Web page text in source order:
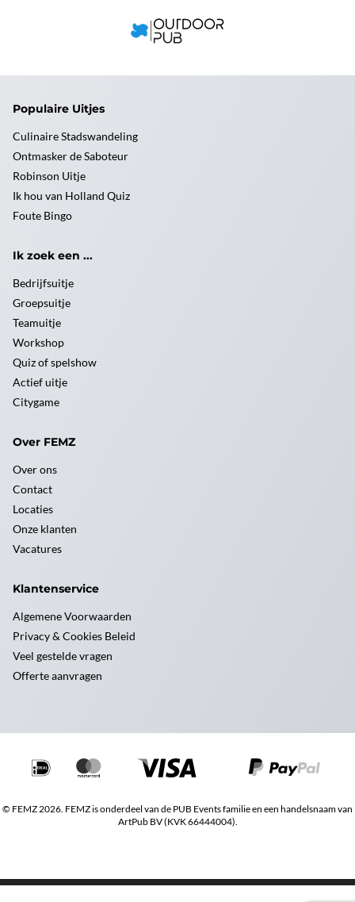
Populaire Uitjes
Culinaire Stadswandeling
Ontmasker de Saboteur
Robinson Uitje
Ik hou van Holland Quiz
Foute Bingo
Ik zoek een ...
Bedrijfsuitje
Groepsuitje
Teamuitje
Workshop
Quiz of spelshow
Actief uitje
Citygame
Over FEMZ
Over ons
Contact
Locaties
Onze klanten
Vacatures
Klantenservice
Algemene Voorwaarden
Privacy & Cookies Beleid
Veel gestelde vragen
Offerte aanvragen
© FEMZ 2026. FEMZ is onderdeel van de PUB Events familie en een handelsnaam van
ArtPub BV (KVK 66444004).